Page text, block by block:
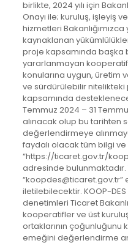
birlikte, 2024 yılı için
Onayı ile; kuruluş, işleyiş
hizmetleri
kaynaklanan
proje kapsamında başka
yararlanmayan kooperatif
konularına uygun, üretim
ve sürdürülebilir nitelikteki
kapsamında
Temmuz 2024 – 31
alınacak olup bu tarihten
değerlendirmeye
faydalı olacak tüm bilgi
“https://ticaret.gov.tr/
adresinde
iletilebilecektir. KOOP-
denetimleri Ticaret
kooperatifler ve üst
ortaklarının çoğunluğunu
emeğini değerlendirme